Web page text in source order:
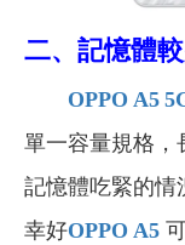
二、 記憶體
OPPO A5
單一容量規格，
記憶體吃緊的情
幸好OPPO A5